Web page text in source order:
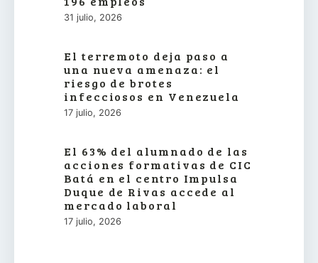
31 julio, 2026
El terremoto deja paso a
una nueva amenaza: el
riesgo de brotes
infecciosos en Venezuela
17 julio, 2026
El 63% del alumnado de las
acciones formativas de CIC
Batá en el centro Impulsa
Duque de Rivas accede al
mercado laboral
17 julio, 2026